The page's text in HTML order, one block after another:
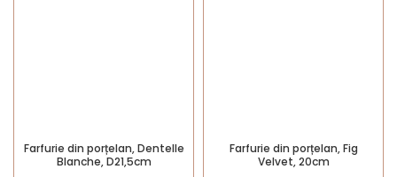
Farfurie din porțelan, Dentelle
Blanche, D21,5cm
Farfurie din porțelan, Fig
Velvet, 20cm